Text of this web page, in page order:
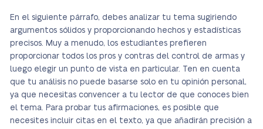
En el siguiente párrafo, debes analizar tu tema sugiriendo
argumentos sólidos y proporcionando hechos y estadísticas
precisos. Muy a menudo, los estudiantes prefieren
proporcionar todos los pros y contras del control de armas y
luego elegir un punto de vista en particular. Ten en cuenta
que tu análisis no puede basarse solo en tu opinión personal,
ya que necesitas convencer a tu lector de que conoces bien
el tema. Para probar tus afirmaciones, es posible que
necesites incluir citas en el texto, ya que añadirán precisión a